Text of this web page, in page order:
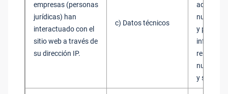
empresas (personas
jurídicas) han
interactuado con el
sitio web a través de
su dirección IP.
c) Datos técnicos
nuestros
y
relevante
nuestros
y